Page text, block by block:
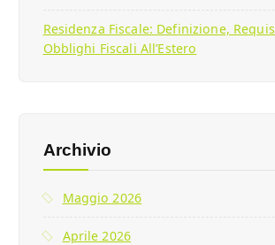
Residenza Fiscale: Definizione,
Obblighi Fiscali All’Estero
Archivio
Maggio 2026
Aprile 2026